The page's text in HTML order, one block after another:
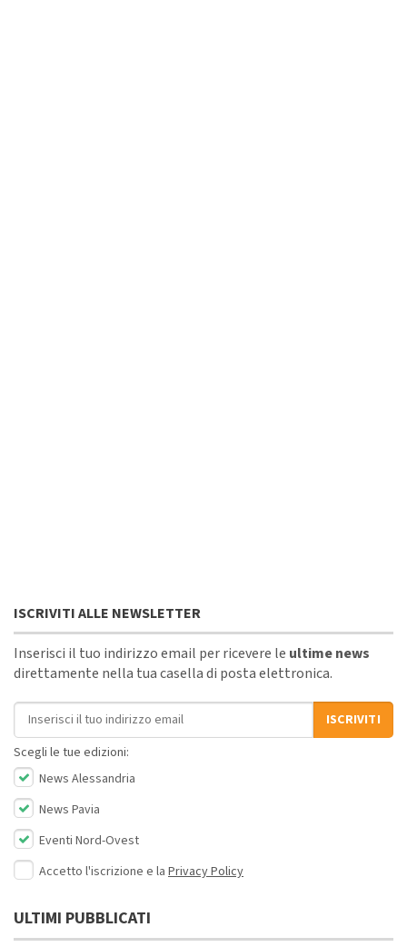
ISCRIVITI ALLE NEWSLETTER
Inserisci il tuo indirizzo email per ricevere le ultime news
direttamente nella tua casella di posta elettronica.
Indirizzo email
ISCRIVITI
Scegli le tue edizioni:
News Alessandria
News Pavia
Eventi Nord-Ovest
Accetto l'iscrizione e la Privacy Policy
ULTIMI PUBBLICATI